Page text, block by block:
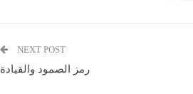
NEXT POST
رمز الصمود والقيادة